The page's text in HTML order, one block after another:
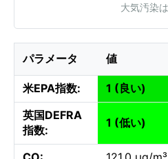
大気汚染
パラメータ 値
米EPA指数:
1 (良い)
英国DEFRA
指数:
1 (低い)